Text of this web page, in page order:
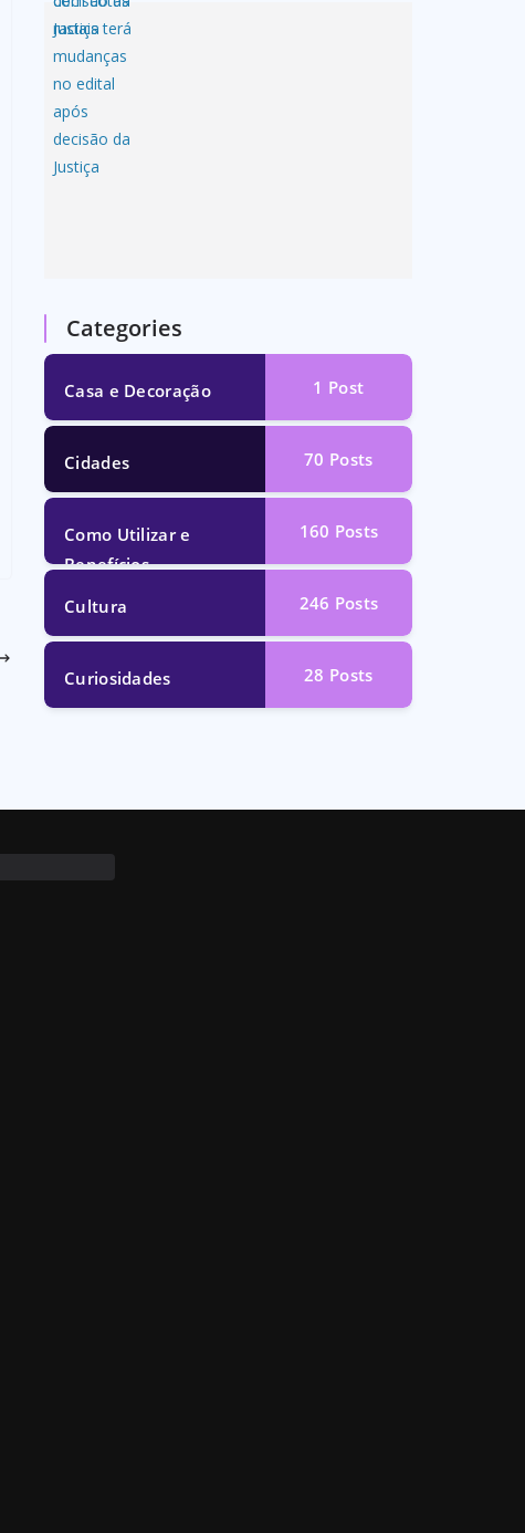
Categories
Casa e Decoração 1 Post
Cidades 70 Posts
Como Utilizar e
Benefícios
160 Posts
Cultura 246 Posts
Curiosidades 28 Posts